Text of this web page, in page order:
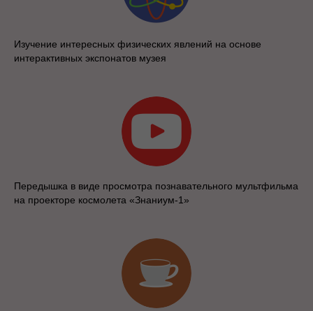
Изучение интересных физических явлений на основе
интерактивных экспонатов музея
Передышка в виде просмотра познавательного мультфильма
на проекторе космолета «Знаниум-1»